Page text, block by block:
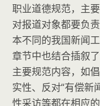
职业道德规范，主
对报道对象都要负
本不同的我国新闻
章节中也结合插叙
主要规范内容，如
实性、反对“有偿新
性采访等都在相应